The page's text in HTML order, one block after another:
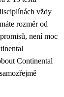
vždy
rozměr od
není moc
Continental